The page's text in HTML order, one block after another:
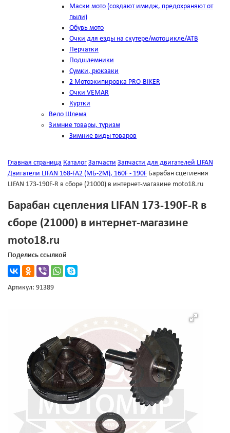
Маски мото (создают имидж, предохраняют от
пыли)
Обувь мото
Очки для езды на скутере/мотоцикле/АТВ
Перчатки
Подшлемники
Сумки, рюкзаки
2 Мотоэкипировка PRO-BIKER
Очки VEMAR
Куртки
Вело Шлема
Зимние товары, туризм
Зимние виды товаров
Главная страница Каталог Запчасти Запчасти для двигателей LIFAN
Двигатели LIFAN 168-FA2 (МБ-2М), 160F - 190F Барабан сцепления
LIFAN 173-190F-R в сборе (21000) в интернет-магазине moto18.ru
Барабан сцепления LIFAN 173-190F-R в
сборе (21000) в интернет-магазине
moto18.ru
Поделись ссылкой
Артикул: 91389